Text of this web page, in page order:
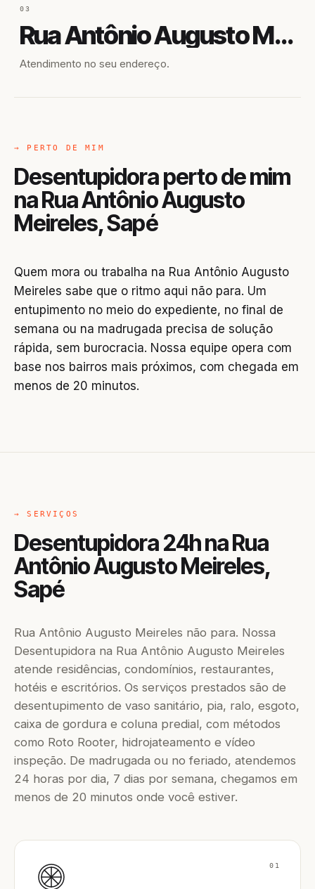
03
Rua Antônio Augusto Meireles
Atendimento no seu endereço.
→ PERTO DE MIM
Desentupidora perto de mim
na Rua Antônio Augusto
Meireles, Sapé
Quem mora ou trabalha na Rua Antônio Augusto
Meireles sabe que o ritmo aqui não para. Um
entupimento no meio do expediente, no final de
semana ou na madrugada precisa de solução
rápida, sem burocracia. Nossa equipe opera com
base nos bairros mais próximos, com chegada em
menos de 20 minutos.
→ SERVIÇOS
Desentupidora 24h na Rua
Antônio Augusto Meireles,
Sapé
Rua Antônio Augusto Meireles não para. Nossa
Desentupidora na Rua Antônio Augusto Meireles
atende residências, condomínios, restaurantes,
hotéis e escritórios. Os serviços prestados são de
desentupimento de vaso sanitário, pia, ralo, esgoto,
caixa de gordura e coluna predial, com métodos
como Roto Rooter, hidrojateamento e vídeo
inspeção. De madrugada ou no feriado, atendemos
24 horas por dia, 7 dias por semana, chegamos em
menos de 20 minutos onde você estiver.
01